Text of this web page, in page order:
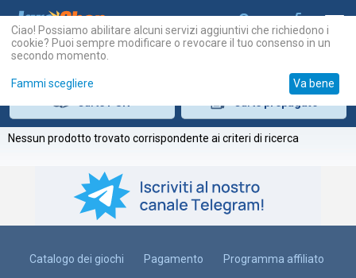
Nessun prodotto trovato corrispondente ai criteri di ricerca
Catalogo dei giochi Pagamento Programma affiliato
Ciao! Possiamo abilitare alcuni servizi aggiuntivi che richiedono i
cookie? Puoi sempre modificare o revocare il tuo consenso in un
secondo momento.
Fammi scegliere Va bene